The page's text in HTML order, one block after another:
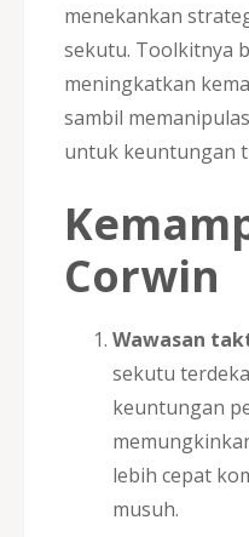
menekankan
sekutu. Toolkitnya
meningkatkan
sambil
untuk keuntungan
Corwin
Wawasan
sekutu
keuntungan
lebih cepat
musuh.